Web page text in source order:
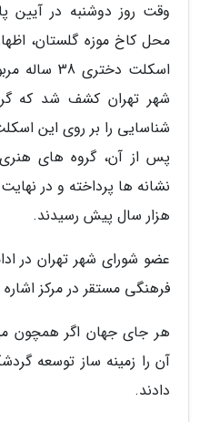
وقت روز دوشنبه در آیین
محل کاخ موزه گلستان،
اسکلت
شهر تهران کشف شد که
شناسایی را بر روی این
پس از آن، گروه های
نشانه ها پرداخته و در
هزار سال پیش رسیدند.
عضو شورای شهر تهران در
فرهنگی مستقر در مرکز
هر جای جهان اگر همچون
آن را زمینه ساز توسعه
دادند.